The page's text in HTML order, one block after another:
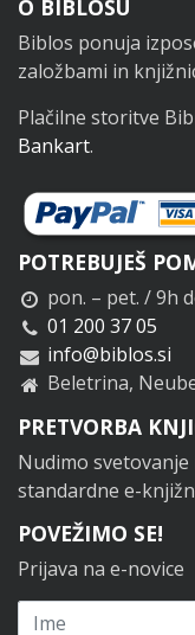
Noga
O BIBLOSU
Biblos ponuja
založbami in
Plačilne storitve
Bankart.
POTREBUJEŠ
pon. – pet. / 9h
01 200 37 05
info@biblos.si
Beletrina,
PRETVORBA
Nudimo
standardne e-
POVEŽIMO SE!
Prijava na e-novice